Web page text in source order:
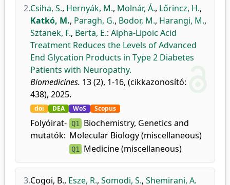
2.Csiha, S., Hernyák, M., Molnár, Á., Lőrincz, H.,
Katkó, M., Paragh, G., Bodor, M., Harangi, M.,
Sztanek, F., Berta, E.: Alpha-Lipoic Acid
Treatment Reduces the Levels of Advanced
End Glycation Products in Type 2 Diabetes
Patients with Neuropathy.
Biomedicines. 13 (2), 1-16, (cikkazonosító:
438), 2025.
doi DEA WoS Scopus
Folyóirat-
mutatók:
Q1 Biochemistry, Genetics and
Molecular Biology (miscellaneous)
Q1 Medicine (miscellaneous)
3.Cogoi, B., Esze, R., Somodi, S., Shemirani, A.